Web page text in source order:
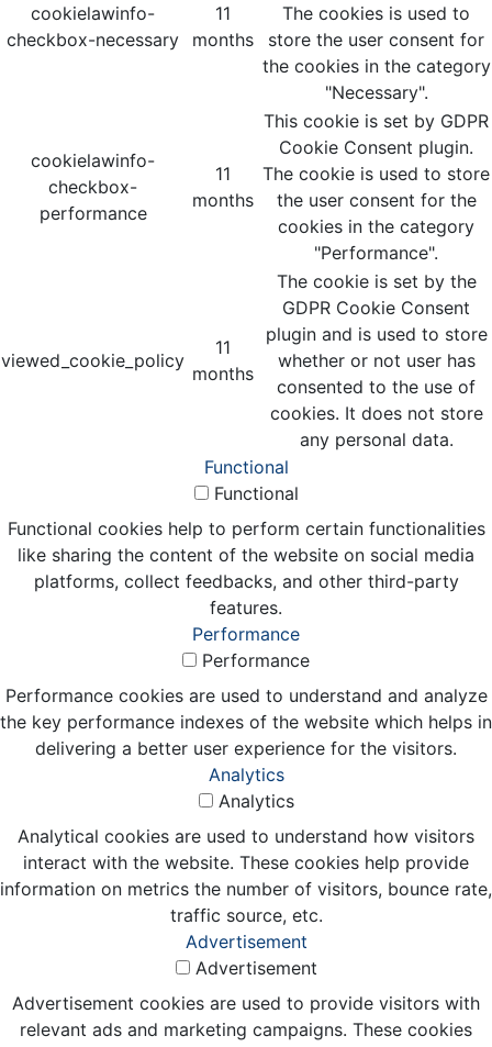
cookielawinfo-
checkbox-necessary
11
months
The cookies is used to
store the user consent for
the cookies in the category
"Necessary".
cookielawinfo-
checkbox-
performance
11
months
This cookie is set by GDPR
Cookie Consent plugin.
The cookie is used to store
the user consent for the
cookies in the category
"Performance".
viewed_cookie_policy
11
months
The cookie is set by the
GDPR Cookie Consent
plugin and is used to store
whether or not user has
consented to the use of
cookies. It does not store
any personal data.
Functional
Functional
Functional cookies help to perform certain functionalities
like sharing the content of the website on social media
platforms, collect feedbacks, and other third-party
features.
Performance
Performance
Performance cookies are used to understand and analyze
the key performance indexes of the website which helps in
delivering a better user experience for the visitors.
Analytics
Analytics
Analytical cookies are used to understand how visitors
interact with the website. These cookies help provide
information on metrics the number of visitors, bounce rate,
traffic source, etc.
Advertisement
Advertisement
Advertisement cookies are used to provide visitors with
relevant ads and marketing campaigns. These cookies